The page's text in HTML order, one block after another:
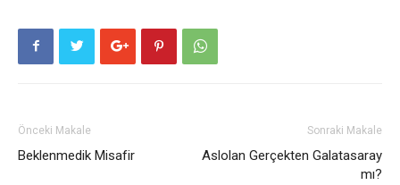
Önceki Makale
Beklenmedik Misafir
Sonraki Makale
Aslolan Gerçekten Galatasaray
mı?